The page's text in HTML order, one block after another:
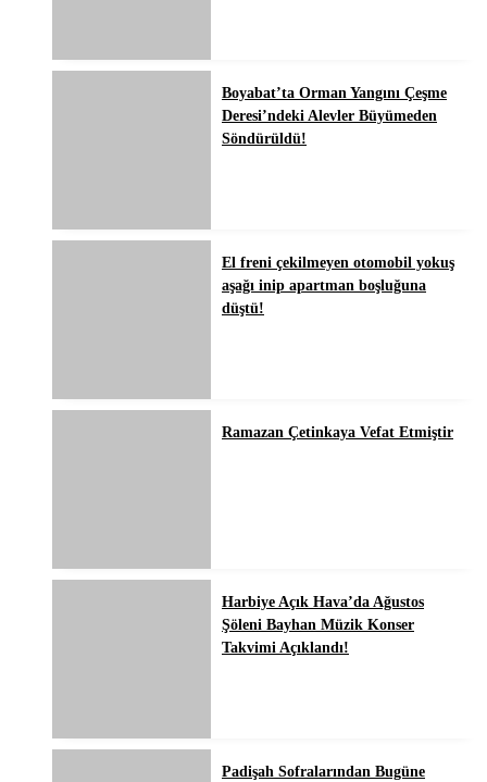
Boyabat’ta Orman Yangını Çeşme
Deresi’ndeki Alevler Büyümeden
Söndürüldü!
El freni çekilmeyen otomobil yokuş
aşağı inip apartman boşluğuna
düştü!
Ramazan Çetinkaya Vefat Etmiştir
Harbiye Açık Hava’da Ağustos
Şöleni Bayhan Müzik Konser
Takvimi Açıklandı!
Padişah Sofralarından Bugüne